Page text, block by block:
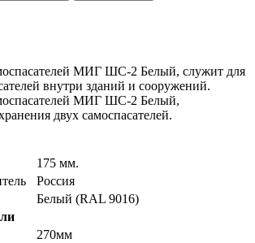
МИГ ШС-2 Белый, служит для
внутри зданий и сооружений.
МИГ ШС-2 Белый,
двух самоспасателей.
175 мм.
Россия
Белый (RAL 9016)
270мм